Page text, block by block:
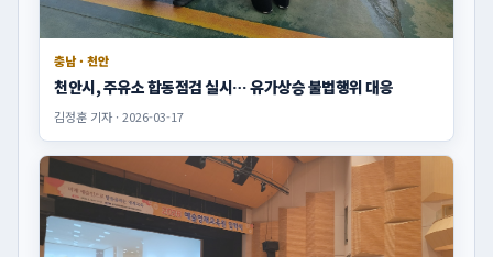
충남 · 천안
천안시, 주유소 합동점검 실시… 유가상승 불법행위 대응
김정훈 기자 · 2026-03-17